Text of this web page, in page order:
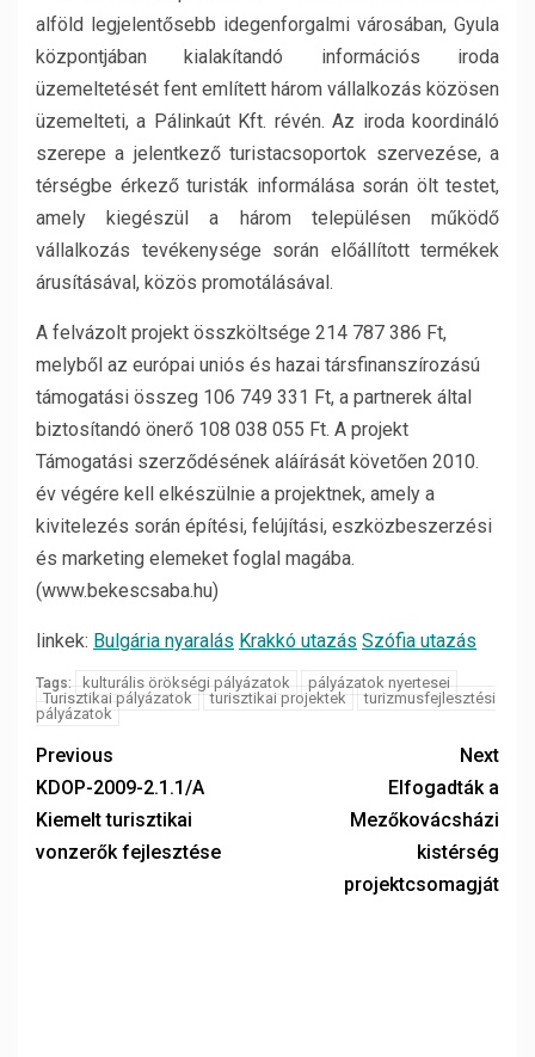
alföld legjelentősebb idegenforgalmi városában, Gyula
központjában kialakítandó információs iroda
üzemeltetését fent említett három vállalkozás közösen
üzemelteti, a Pálinkaút Kft. révén. Az iroda koordináló
szerepe a jelentkező turistacsoportok szervezése, a
térségbe érkező turisták informálása során ölt testet,
amely kiegészül a három településen működő
vállalkozás tevékenysége során előállított termékek
árusításával, közös promotálásával.
A felvázolt projekt összköltsége 214 787 386 Ft,
melyből az európai uniós és hazai társfinanszírozású
támogatási összeg 106 749 331 Ft, a partnerek által
biztosítandó önerő 108 038 055 Ft. A projekt
Támogatási szerződésének aláírását követően 2010.
év végére kell elkészülnie a projektnek, amely a
kivitelezés során építési, felújítási, eszközbeszerzési
és marketing elemeket foglal magába.
(www.bekescsaba.hu)
linkek: Bulgária nyaralás Krakkó utazás Szófia utazás
Tags: kulturális örökségi pályázatok
pályázatok nyertesei
Turisztikai pályázatok
turisztikai projektek
turizmusfejlesztési
pályázatok
Previous
KDOP-2009-2.1.1/A
Kiemelt turisztikai
vonzerők fejlesztése
Next
Elfogadták a
Mezőkovácsházi
kistérség
projektcsomagját